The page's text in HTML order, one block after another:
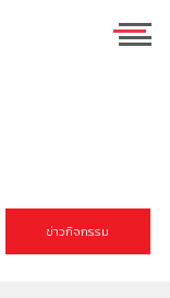
ข่าวกิจกรรม